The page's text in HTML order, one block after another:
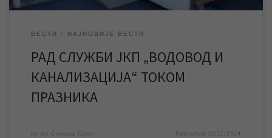
ВЕСТИ НАЈНОВИЈЕ ВЕСТИ
РАД СЛУЖБИ ЈКП „ВОДОВОД И
КАНАЛИЗАЦИЈА“ ТОКОМ
ПРАЗНИКА
by мр Синиша Гајин Published 10/11/2024